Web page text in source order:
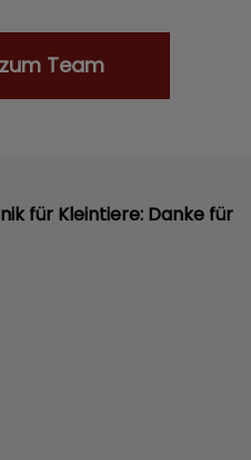
Team
für Kleintiere: Danke für